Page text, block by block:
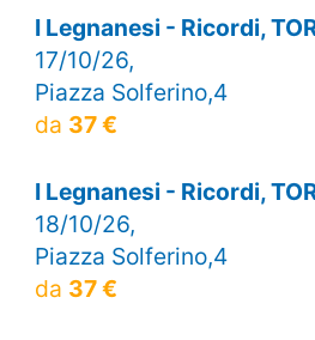
I Legnanesi - Ricordi,
17/10/26,
Piazza Solferino,4
da 37 €
I Legnanesi - Ricordi,
18/10/26,
Piazza Solferino,4
da 37 €